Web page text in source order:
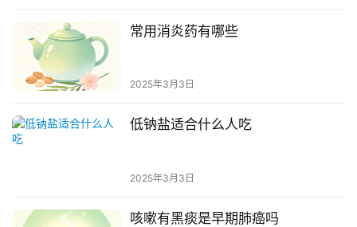
常用消炎药有哪些
2025年3月3日
低钠盐适合什么人吃
2025年3月3日
咳嗽有黑痰是早期肺癌吗